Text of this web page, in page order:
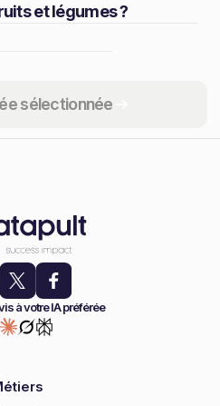
sélectionnée
et légumes ?
à votre IA préférée